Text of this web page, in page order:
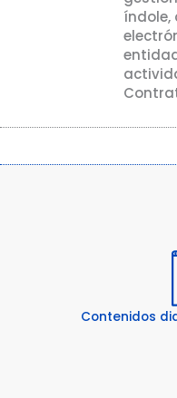
índole,
Contenidos